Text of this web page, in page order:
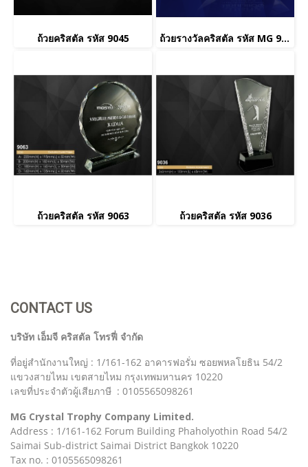
ถ้วยคริสตัล รหัส 9045 ถ้วยรางวัลคริสตัล รหัส MG 9015
ถ้วยคริสตัล รหัส 9063 ถ้วยคริสตัล รหัส 9036
CONTACT US
บริษัท เอ็มจี คริสตัล โทรฟี่ จำกัด
ที่อยู่สำนักงานใหญ่ : 1/161-162 อาคารฟอรั่ม ซอยพหลโยธิน 54/2
แขวงสายไหม เขตสายไหม กรุงเทพมหานคร 10220
เลขที่ประจำตัวผู้เสียภาษี : 0105565098261
MG Crystal Trophy Company Limited.
Address : 1/161-162 Forum Building Phaholyothin Road 54/2
Saimai Sub-district Saimai District Bangkok 10220
Tax no. : 0105565098261